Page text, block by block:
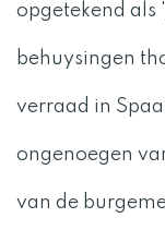
opgetekend als
behuysingen
verraad in
ongenoegen
van de